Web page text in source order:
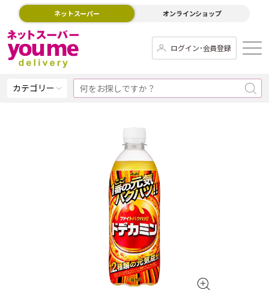
ネットスーパー オンラインショップ
ログイン･会員登録
カテゴリー